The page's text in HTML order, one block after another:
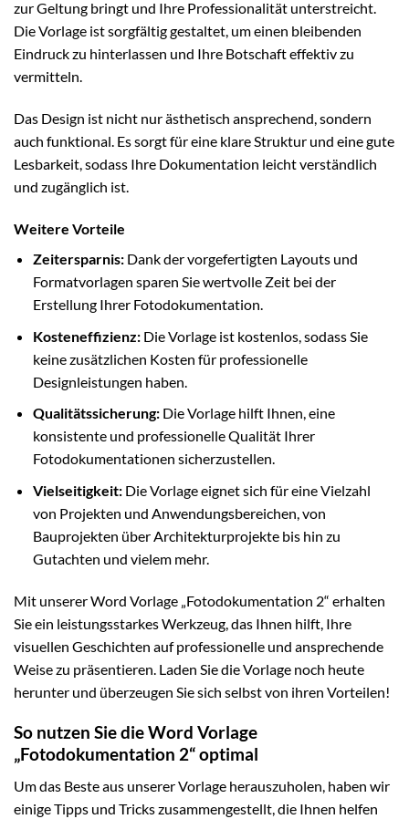
zur Geltung bringt und Ihre Professionalität unterstreicht.
Die Vorlage ist sorgfältig gestaltet, um einen bleibenden
Eindruck zu hinterlassen und Ihre Botschaft effektiv zu
vermitteln.
Das Design ist nicht nur ästhetisch ansprechend, sondern
auch funktional. Es sorgt für eine klare Struktur und eine gute
Lesbarkeit, sodass Ihre Dokumentation leicht verständlich
und zugänglich ist.
Weitere Vorteile
Zeitersparnis:Dank der vorgefertigten Layouts und
Formatvorlagen sparen Sie wertvolle Zeit bei der
Erstellung Ihrer Fotodokumentation.
Kosteneffizienz:Die Vorlage ist kostenlos, sodass Sie
keine zusätzlichen Kosten für professionelle
Designleistungen haben.
Qualitätssicherung:Die Vorlage hilft Ihnen, eine
konsistente und professionelle Qualität Ihrer
Fotodokumentationen sicherzustellen.
Vielseitigkeit:Die Vorlage eignet sich für eine Vielzahl
von Projekten und Anwendungsbereichen, von
Bauprojekten über Architekturprojekte bis hin zu
Gutachten und vielem mehr.
Mit unserer Word Vorlage „Fotodokumentation 2“ erhalten
Sie ein leistungsstarkes Werkzeug, das Ihnen hilft, Ihre
visuellen Geschichten auf professionelle und ansprechende
Weise zu präsentieren. Laden Sie die Vorlage noch heute
herunter und überzeugen Sie sich selbst von ihren Vorteilen!
So nutzen Sie die Word Vorlage
„Fotodokumentation 2“ optimal
Um das Beste aus unserer Vorlage herauszuholen, haben wir
einige Tipps und Tricks zusammengestellt, die Ihnen helfen